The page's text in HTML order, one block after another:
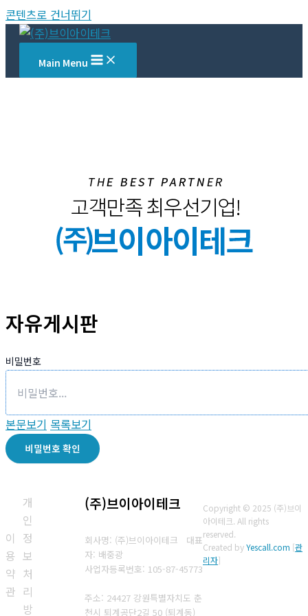
콘텐츠로 건너뛰기
Main Menu
자유게시판
비밀번호
본문보기 목록보기
비밀번호 확인
이
용
약
관
개
인
정
보
처
리
방
(주)브이아이테크
회사명: (주)브이아이테크 대표
자: 배중광
사업자등록번호: 105-87-45773
주소: 24427 강원특별자치도 춘
천시 퇴계공단2길 50 (퇴계동)
Copyright © 2025 (주)브이
아이테크. All rights
reserved.
Created byYescall.com [관
리자]